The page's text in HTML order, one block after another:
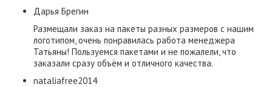
​Дарья Брегин
Размещали заказ на пакеты разных размеров с нашим
логотипом, очень понравилась работа менеджера
Татьяны! Пользуемся пакетами и не пожалели, что
заказали сразу объём и отличного качества.
nataliafree2014